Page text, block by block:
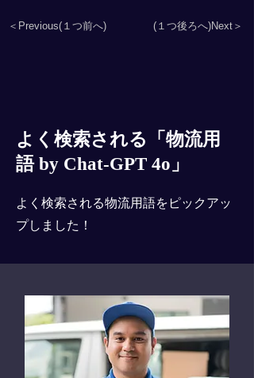
＜Previous(１つ前へ) (１つ後ろへ)Next＞
よく検索される「物流用
語 by Chat-GPT 4o」
よく検索される物流用語をピックアッ
プしました！